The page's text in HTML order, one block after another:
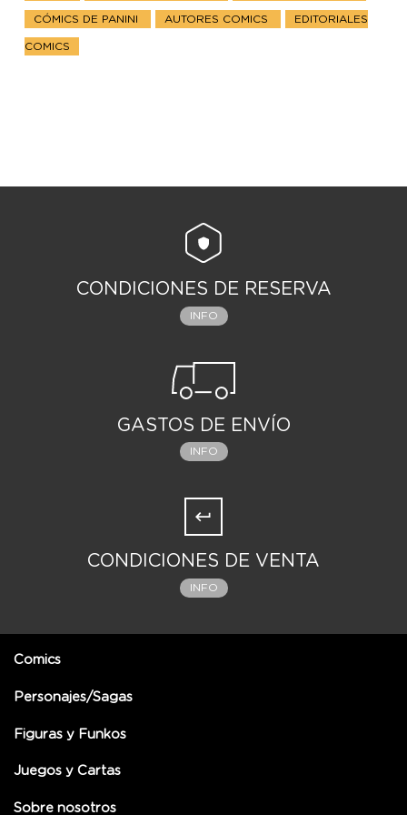
CÓMICS DE PANINI AUTORES COMICS EDITORIALES
COMICS
CONDICIONES DE RESERVA
INFO
GASTOS DE ENVÍO
INFO
CONDICIONES DE VENTA
INFO
Comics
Personajes/Sagas
Figuras y Funkos
Juegos y Cartas
Sobre nosotros